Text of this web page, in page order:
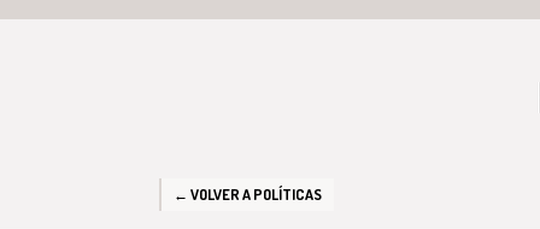
← VOLVER A POLÍTICAS